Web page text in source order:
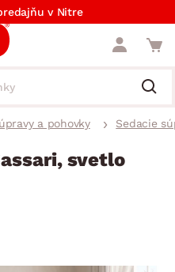
v Nitre
a pohovky Sedacie
svetlo